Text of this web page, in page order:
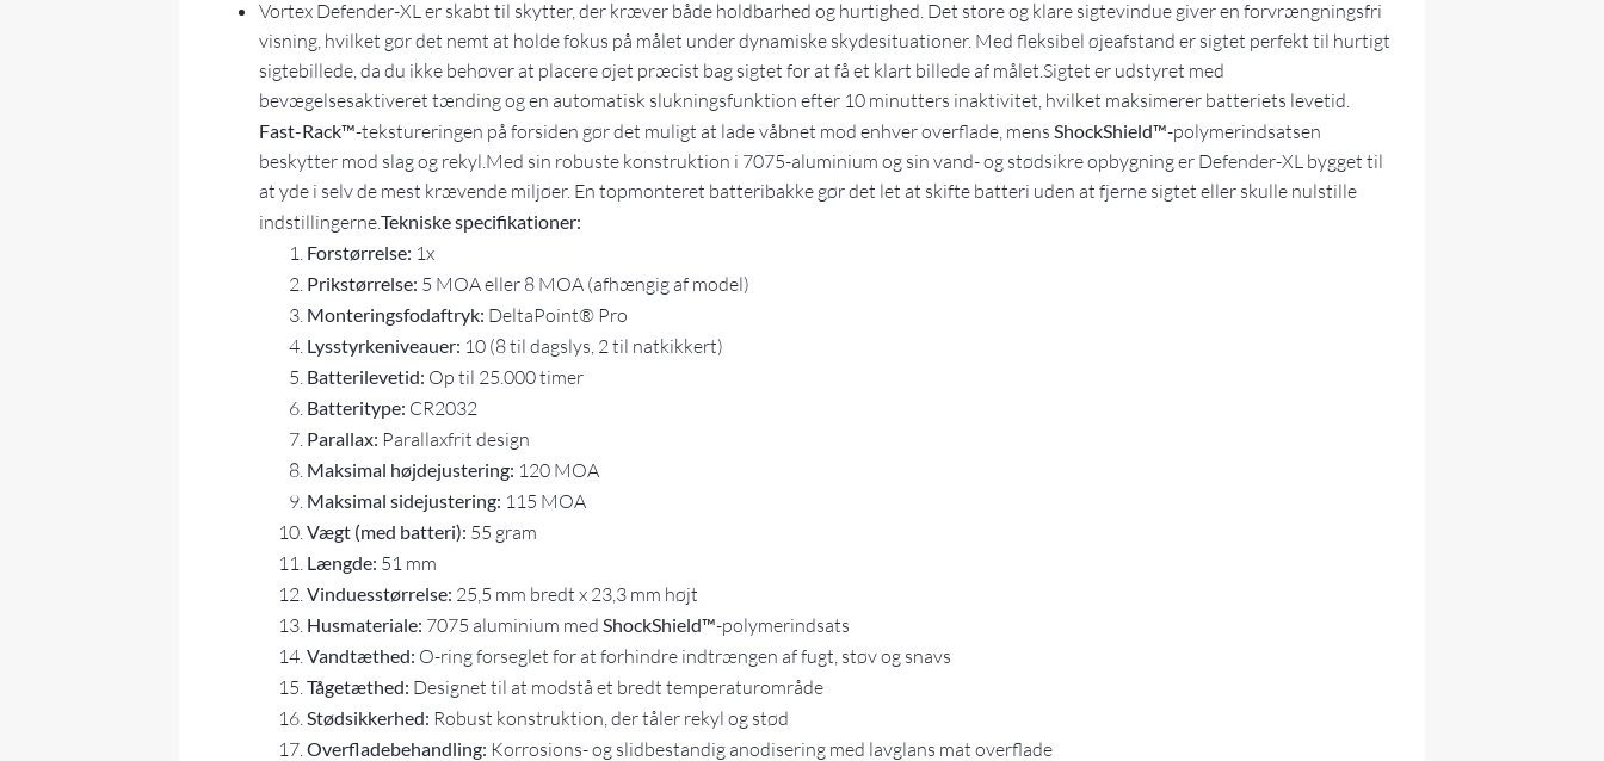
Vortex Defender-XL er skabt til skytter, der kræver både holdbarhed og hurtighed. Det store og klare sigtevindue giver en forvrængningsfri
visning, hvilket gør det nemt at holde fokus på målet under dynamiske skydesituationer. Med fleksibel øjeafstand er sigtet perfekt til hurtigt
sigtebillede, da du ikke behøver at placere øjet præcist bag sigtet for at få et klart billede af målet.Sigtet er udstyret med
bevægelsesaktiveret tænding og en automatisk slukningsfunktion efter 10 minutters inaktivitet, hvilket maksimerer batteriets levetid.
Fast-Rack™-tekstureringen på forsiden gør det muligt at lade våbnet mod enhver overflade, mensShockShield™-polymerindsatsen
beskytter mod slag og rekyl.Med sin robuste konstruktion i 7075-aluminium og sin vand- og stødsikre opbygning er Defender-XL bygget til
at yde i selv de mest krævende miljøer. En topmonteret batteribakke gør det let at skifte batteri uden at fjerne sigtet eller skulle nulstille
indstillingerne.Tekniske specifikationer:
Forstørrelse: 1x
Prikstørrelse: 5 MOA eller 8 MOA (afhængig af model)
Monteringsfodaftryk: DeltaPoint® Pro
Lysstyrkeniveauer: 10 (8 til dagslys, 2 til natkikkert)
Batterilevetid: Op til 25.000 timer
Batteritype: CR2032
Parallax: Parallaxfrit design
Maksimal højdejustering: 120 MOA
Maksimal sidejustering: 115 MOA
Vægt (med batteri): 55 gram
Længde: 51 mm
Vinduesstørrelse: 25,5 mm bredt x 23,3 mm højt
Husmateriale: 7075 aluminium medShockShield™-polymerindsats
Vandtæthed: O-ring forseglet for at forhindre indtrængen af fugt, støv og snavs
Tågetæthed: Designet til at modstå et bredt temperaturområde
Stødsikkerhed: Robust konstruktion, der tåler rekyl og stød
Overfladebehandling: Korrosions- og slidbestandig anodisering med lavglans mat overflade